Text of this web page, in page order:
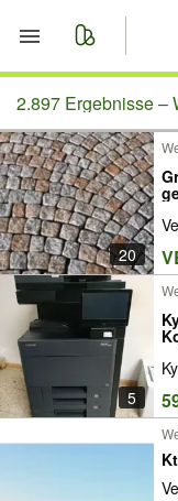
Start
Merkliste
Nachrichten
Anzeige
2.897 Ergebnisse –
20
5